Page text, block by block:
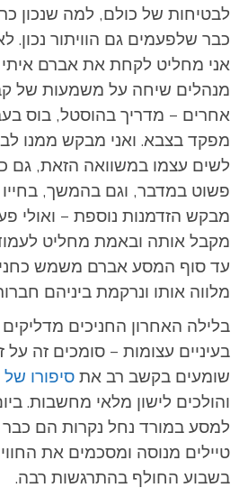
לבטיחות של כולם, למה שנכון
כבר שלפעמים גם הוויתור
אני מחליט לקחת את אברם
מנהלים שיחה על משמעות של
אחרים – מדריך בהוסטל, בוס
מפקד בצבא. ואני מבקש ממנו
לשים עצמו במשוואה הזאת, גם
פשוט במדבר, וגם בהמשך,
מבקש הזדמנות נוספת – ואולי
מקבל אותה ובאמת מחליט
עד סוף המסע אברם משמש
מלווה אותו ונרקמת ביניהם
בלילה האחרון החניכים
בעיניים עצומות – סומכים זה
שומעים בקשב רב את סיפורו של
והולכים לישון מלאי מחשבות.
למסע במורד נחל נקרות הם כבר
טיילים מנוסה ומסכמים את
בשבוע החולף בהתרגשות רבה.